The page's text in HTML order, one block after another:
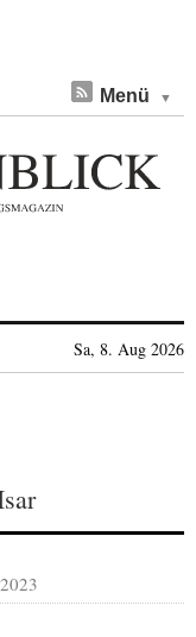
Menü
Sa, 8. Aug 2026